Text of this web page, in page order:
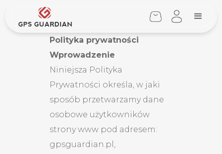
Polityka prywatności
Wprowadzenie
Niniejsza Polityka
Prywatności określa, w jaki
sposób przetwarzamy dane
osobowe użytkowników
strony www pod adresem:
gpsguardian.pl,